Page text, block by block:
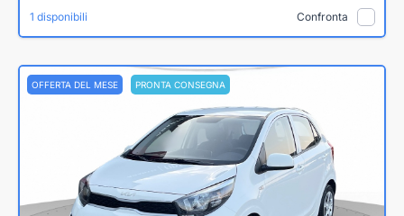
1 disponibili Confronta
OFFERTA DEL MESE PRONTA CONSEGNA